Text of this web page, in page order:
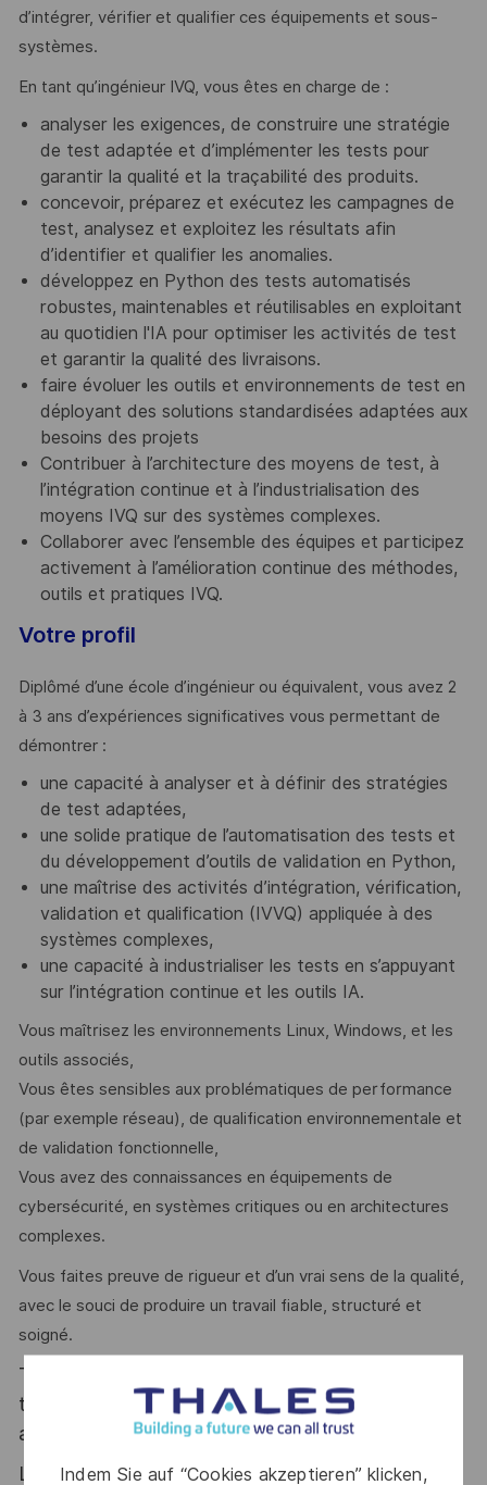
Indem Sie auf “Cookies akzeptieren” klicken,
d’intégrer, vérifier et qualifier ces équipements et sous-
systèmes.
En tant qu’ingénieur IVQ, vous êtes en charge de :
analyser les exigences, de construire une stratégie
de test adaptée et d’implémenter les tests pour
garantir la qualité et la traçabilité des produits.
concevoir, préparez et exécutez les campagnes de
test, analysez et exploitez les résultats afin
d’identifier et qualifier les anomalies.
développez en Python des tests automatisés
robustes, maintenables et réutilisables en exploitant
au quotidien l'IA pour optimiser les activités de test
et garantir la qualité des livraisons.
faire évoluer les outils et environnements de test en
déployant des solutions standardisées adaptées aux
besoins des projets
Contribuer à l’architecture des moyens de test, à
l’intégration continue et à l’industrialisation des
moyens IVQ sur des systèmes complexes.
Collaborer avec l’ensemble des équipes et participez
activement à l’amélioration continue des méthodes,
outils et pratiques IVQ.
Votre profil
Diplômé d’une école d’ingénieur ou équivalent, vous avez 2
à 3 ans d’expériences significatives vous permettant de
démontrer :
une capacité à analyser et à définir des stratégies
de test adaptées,
une solide pratique de l’automatisation des tests et
du développement d’outils de validation en Python,
une maîtrise des activités d’intégration, vérification,
validation et qualification (IVVQ) appliquée à des
systèmes complexes,
une capacité à industrialiser les tests en s’appuyant
sur l’intégration continue et les outils IA.
Vous maîtrisez les environnements Linux, Windows, et les
outils associés,
Vous êtes sensibles aux problématiques de performance
(par exemple réseau), de qualification environnementale et
de validation fonctionnelle,
Vous avez des connaissances en équipements de
cybersécurité, en systèmes critiques ou en architectures
complexes.
Vous faites preuve de rigueur et d’un vrai sens de la qualité,
avec le souci de produire un travail fiable, structuré et
soigné.
Thales, entreprise Handi-Engagée, reconnait
tous les talents. La diversité est notre meilleur
atout. Postulez et rejoignez nous !
Le poste pouvant nécessiter d'accéder à des